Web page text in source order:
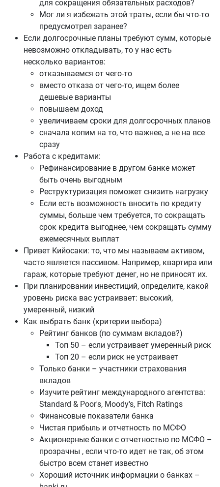
для сокращения обязательных расходов?
Мог ли я избежать этой траты, если бы что-то
предусмотрел заранее?
Если долгосрочные планы требуют сумм, которые
невозможно откладывать, то у нас есть
несколько вариантов:
отказываемся от чего-то
вместо отказа от чего-то, ищем более
дешевые варианты
повышаем доход
увеличиваем сроки для долгосрочных планов
сначала копим на то, что важнее, а не на все
сразу
Работа с кредитами:
Рефинансирование в другом банке может
быть очень выгодным
Реструктуризация поможет снизить нагрузку
Если есть возможность вносить по кредиту
суммы, больше чем требуется, то сокращать
срок кредита выгоднее, чем сокращать сумму
ежемесячных выплат
Привет Кийосаки: то, что мы называем активом,
часто является пассивом. Например, квартира или
гараж, которые требуют денег, но не приносят их.
При планировании инвестиций, определите, какой
уровень риска вас устраивает: высокий,
умеренный, низкий
Как выбрать банк (критерии выбора)
Рейтинг банков (по суммам вкладов?)
Топ 50 – если устраивает умеренный риск
Топ 20 – если риск не устраивает
Только банки – участники страхования
вкладов
Изучите рейтинг международного агентства:
Standard & Poor's, Moody's, Fitch Ratings
Финансовые показатели банка
Чистая прибыль и отчетность по МСФО
Акционерные банки с отчетностью по МСФО –
прозрачны , если что-то идет не так, об этом
быстро всем станет известно
Хороший источник информации о банках –